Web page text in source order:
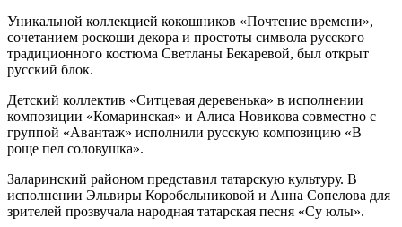
Уникальной коллекцией кокошников «Почтение времени»,
сочетанием роскоши декора и простоты символа русского
традиционного костюма Светланы Бекаревой, был открыт
русский блок.
Детский коллектив «Ситцевая деревенька» в исполнении
композиции «Комаринская» и Алиса Новикова совместно с
группой «Авантаж» исполнили русскую композицию «В
роще пел соловушка».
Заларинский районом представил татарскую культуру. В
исполнении Эльвиры Коробельниковой и Анна Сопелова для
зрителей прозвучала народная татарская песня «Су юлы».